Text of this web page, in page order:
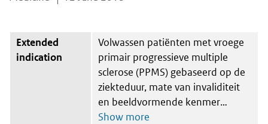
Extended
indication
Volwassen patiënten met vroege
primair progressieve multiple
sclerose (PPMS) gebaseerd op de
ziekteduur, mate van invaliditeit
en beeldvormende kenmer